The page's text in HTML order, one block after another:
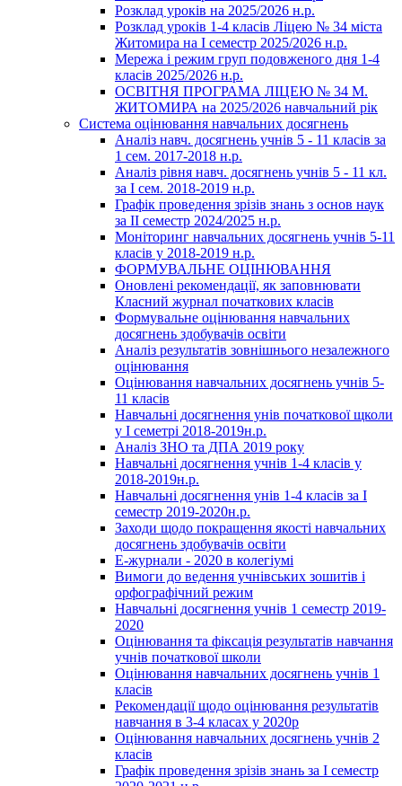
Розклад уроків на 2025/2026 н.р.
Розклад уроків 1-4 класів Ліцею № 34 міста
Житомира на І семестр 2025/2026 н.р.
Мережа і режим груп подовженого дня 1-4
класів 2025/2026 н.р.
ОСВІТНЯ ПРОГРАМА ЛІЦЕЮ № 34 М.
ЖИТОМИРА на 2025/2026 навчальний рік
Система оцінювання навчальних досягнень
Аналіз навч. досягнень учнів 5 - 11 класів за
1 сем. 2017-2018 н.р.
Аналіз рівня навч. досягнень учнів 5 - 11 кл.
за І сем. 2018-2019 н.р.
Графік проведення зрізів знань з основ наук
за ІІ семестр 2024/2025 н.р.
Моніторинг навчальних досягнень учнів 5-11
класів у 2018-2019 н.р.
ФОРМУВАЛЬНЕ ОЦІНЮВАННЯ
Оновлені рекомендації, як заповнювати
Класний журнал початкових класів
Формувальне оцінювання навчальних
досягнень здобувачів освіти
Аналіз результатів зовнішнього незалежного
оцінювання
Оцінювання навчальних досягнень учнів 5-
11 класів
Навчальні досягнення унів початкової щколи
у І семетрі 2018-2019н.р.
Аналіз ЗНО та ДПА 2019 року
Навчальні досягнення учнів 1-4 класів у
2018-2019н.р.
Навчальні досягнення унів 1-4 класів за І
семестр 2019-2020н.р.
Заходи щодо покращення якості навчальних
досягнень здобувачів освіти
Е-журнали - 2020 в колегіумі
Вимоги до ведення учнівських зошитів і
орфографічний режим
Навчальні досягнення учнів 1 семестр 2019-
2020
Оцінювання та фіксація результатів навчання
учнів початкової школи
Оцінювання навчальних досягнень учнів 1
класів
Рекомендації щодо оцінювання результатів
навчання в 3-4 класах у 2020р
Оцінювання навчальних досягнень учнів 2
класів
Графік проведення зрізів знань за І семестр